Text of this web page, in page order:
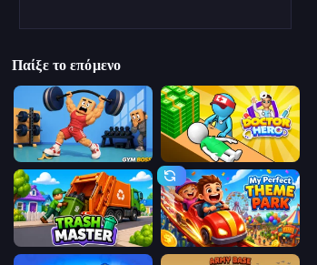
Παίξε το επόμενο
Gym Boss Doctor Hero
Trash Master My Perfect Theme Park